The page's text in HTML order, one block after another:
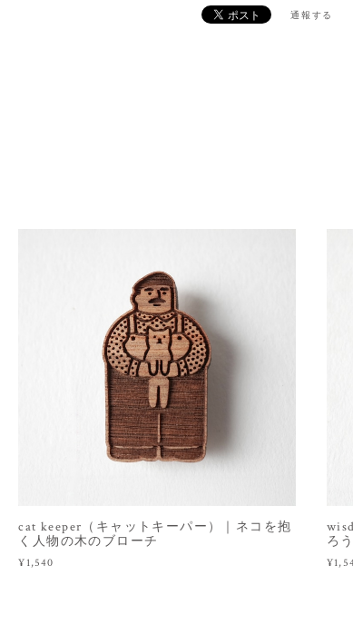
通報する
cat keeper（キャットキーパー）｜ネコを抱
く人物の木のブローチ
¥1,540
ろ